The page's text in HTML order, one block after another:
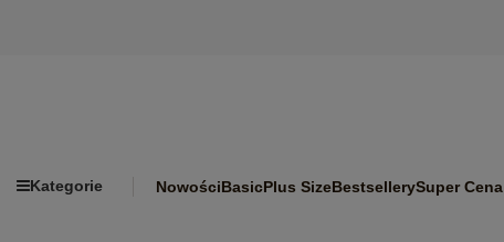
Kategorie NowościBasicPlus SizeBestsellerySuper Cena